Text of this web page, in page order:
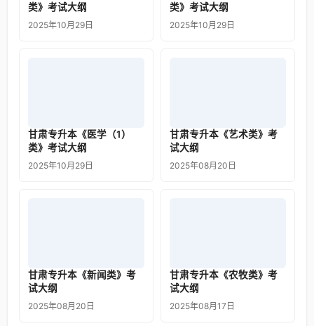
类》考试大纲
2025年10月29日
类》考试大纲
2025年10月29日
甘肃专升本《医学（1）
类》考试大纲
2025年10月29日
甘肃专升本《艺术类》考
试大纲
2025年08月20日
甘肃专升本《新闻类》考
试大纲
2025年08月20日
甘肃专升本《农牧类》考
试大纲
2025年08月17日